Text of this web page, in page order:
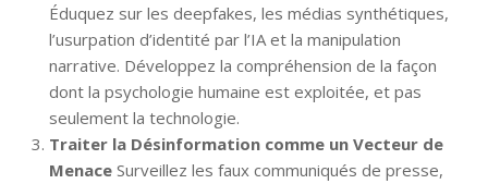
Éduquez sur les deepfakes, les médias synthétiques,
l’usurpation d’identité par l’IA et la manipulation
narrative. Développez la compréhension de la façon
dont la psychologie humaine est exploitée, et pas
seulement la technologie.
Traiter la Désinformation comme un Vecteur de
Menace Surveillez les faux communiqués de presse,